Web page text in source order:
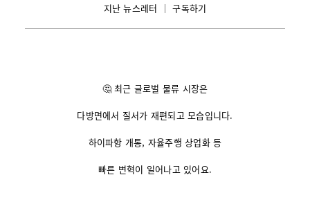
지난 뉴스레터
│구독하기
🤔 최근 글로벌 물류 시장은
다방면에서 질서가 재편되고 모습입니다.
하이파항 개통, 자율주행 상업화 등
빠른 변혁이 일어나고 있어요.